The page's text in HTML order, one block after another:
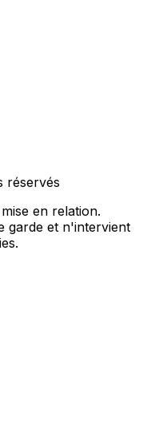
réservés
en relation.
garde et n'intervient